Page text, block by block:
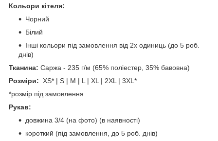
Кольори кітеля:
Чорний
Білий
Інші кольори під замовлення від 2х одиниць (до 5 роб.
днів)
Тканина: Саржа - 235 г/м (65% поліестер, 35% бавовна)
Розміри: XS* | S | M | L | XL | 2XL | 3XL*
*розмір під замовлення
Рукав:
довжина 3/4 (на фото) (в наявності)
короткий (під замовлення, до 5 роб. днів)